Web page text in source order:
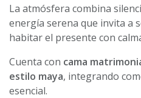
La atmósfera combina
energía serena que invita a
habitar el presente con
Cuenta con cama
estilo maya, integrando
esencial.